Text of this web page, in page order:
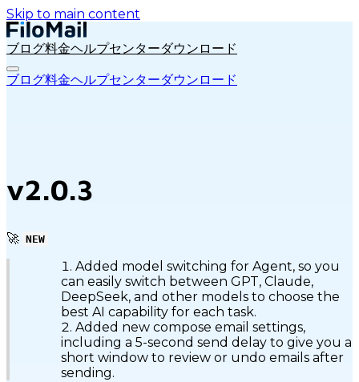
Skip to main content
ブログ料金ヘルプセンターダウンロード
ブログ料金ヘルプセンターダウンロード
v2.0.3
🚀 NEW
Added model switching for Agent, so you
can easily switch between GPT, Claude,
DeepSeek, and other models to choose the
best AI capability for each task.
Added new compose email settings,
including a 5-second send delay to give you a
short window to review or undo emails after
sending.